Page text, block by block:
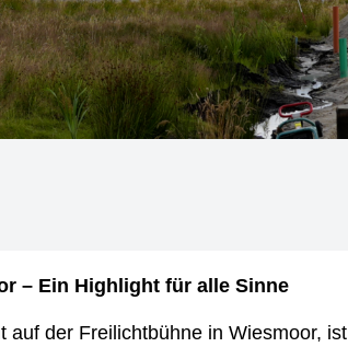
– Ein Highlight für alle Sinne
auf der Freilichtbühne in Wiesmoor, ist